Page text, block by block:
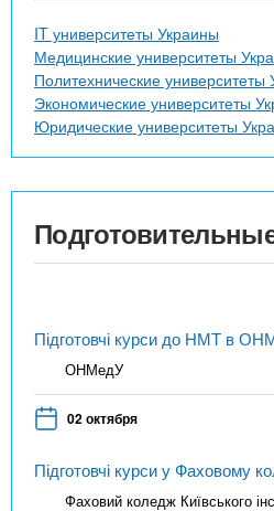
IT университеты Украины
Медицинские университеты
Политехнические университеты
Экономические университеты
Юридические университеты
Підготовчі курси до НМТ в
ОНМедУ
02 октября
Підготовчі курси у Фаховому
Фаховий коледж Київського